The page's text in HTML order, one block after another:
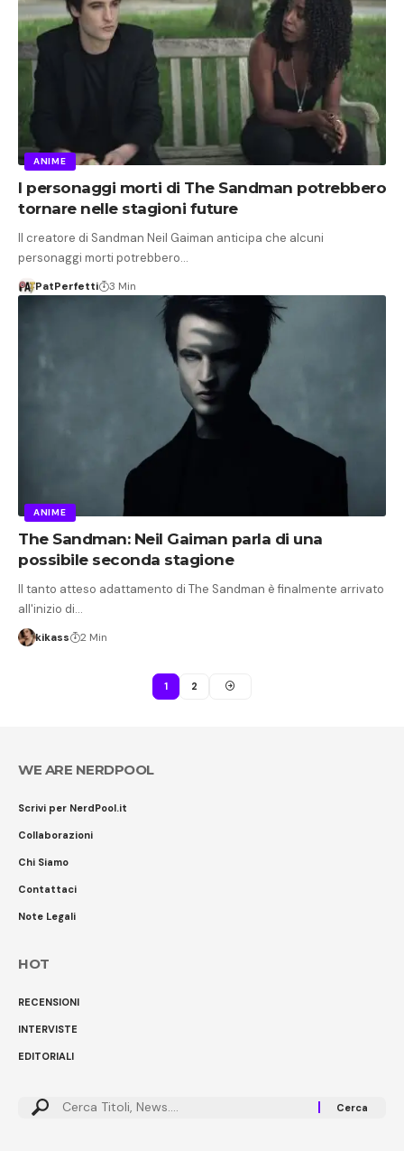
ANIME
I personaggi morti di The Sandman potrebbero
tornare nelle stagioni future
Il creatore di Sandman Neil Gaiman anticipa che alcuni
personaggi morti potrebbero…
PatPerfetti 3 Min
ANIME
The Sandman: Neil Gaiman parla di una
possibile seconda stagione
Il tanto atteso adattamento di The Sandman è finalmente arrivato
all'inizio di…
kikass 2 Min
1 2
WE ARE NERDPOOL
Scrivi per NerdPool.it
Collaborazioni
Chi Siamo
Contattaci
Note Legali
HOT
RECENSIONI
INTERVISTE
EDITORIALI
Cerca: